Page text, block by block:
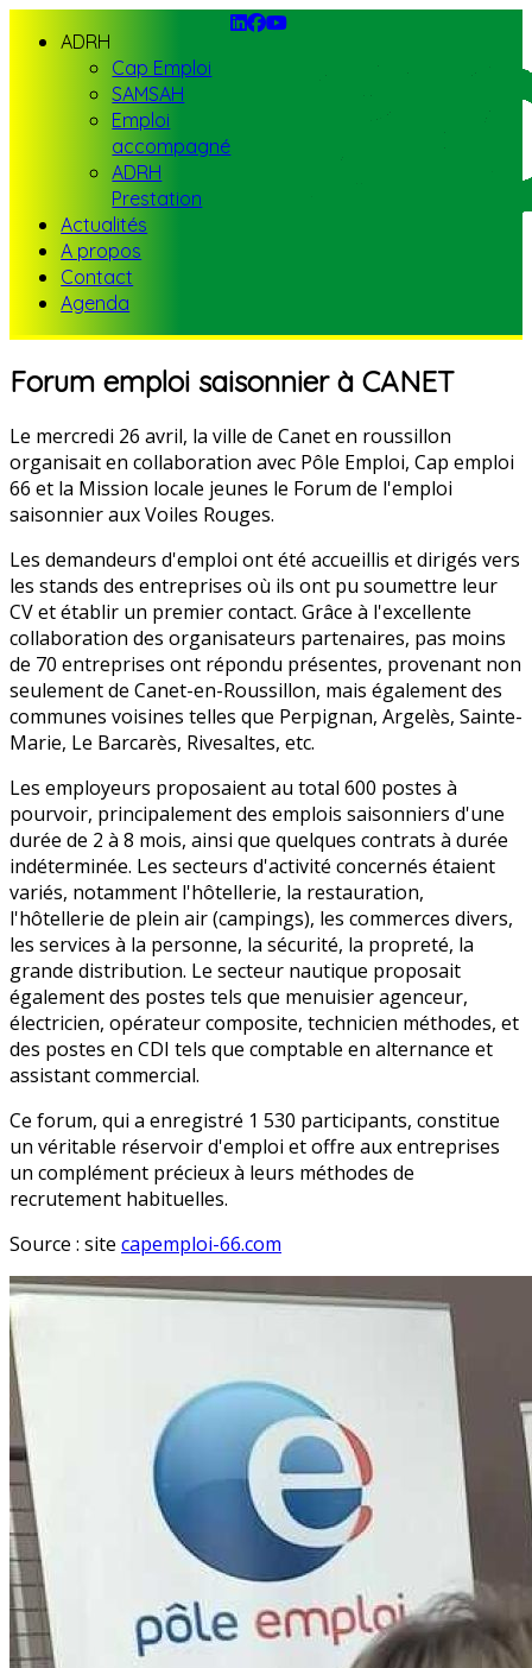
ADRH
Cap Emploi
SAMSAH
Emploi
accompagné
ADRH
Prestation
Actualités
A propos
Contact
Agenda
Forum emploi saisonnier à CANET
Le mercredi 26 avril, la ville de Canet en roussillon
organisait en collaboration avec Pôle Emploi, Cap emploi
66 et la Mission locale jeunes le Forum de l'emploi
saisonnier aux Voiles Rouges.
Les demandeurs d'emploi ont été accueillis et dirigés vers
les stands des entreprises où ils ont pu soumettre leur
CV et établir un premier contact. Grâce à l'excellente
collaboration des organisateurs partenaires, pas moins
de 70 entreprises ont répondu présentes, provenant non
seulement de Canet-en-Roussillon, mais également des
communes voisines telles que Perpignan, Argelès, Sainte-
Marie, Le Barcarès, Rivesaltes, etc.
Les employeurs proposaient au total 600 postes à
pourvoir, principalement des emplois saisonniers d'une
durée de 2 à 8 mois, ainsi que quelques contrats à durée
indéterminée. Les secteurs d'activité concernés étaient
variés, notamment l'hôtellerie, la restauration,
l'hôtellerie de plein air (campings), les commerces divers,
les services à la personne, la sécurité, la propreté, la
grande distribution. Le secteur nautique proposait
également des postes tels que menuisier agenceur,
électricien, opérateur composite, technicien méthodes, et
des postes en CDI tels que comptable en alternance et
assistant commercial.
Ce forum, qui a enregistré 1 530 participants, constitue
un véritable réservoir d'emploi et offre aux entreprises
un complément précieux à leurs méthodes de
recrutement habituelles.
Source : site capemploi-66.com